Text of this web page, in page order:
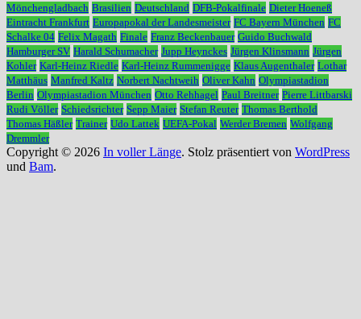
Mönchengladbach Brasilien Deutschland DFB-Pokalfinale Dieter Hoeneß
Eintracht Frankfurt Europapokal der Landesmeister FC Bayern München FC
Schalke 04 Felix Magath Finale Franz Beckenbauer Guido Buchwald
Hamburger SV Harald Schumacher Jupp Heynckes Jürgen Klinsmann Jürgen
Kohler Karl-Heinz Riedle Karl-Heinz Rummenigge Klaus Augenthaler Lothar
Matthäus Manfred Kaltz Norbert Nachtweih Oliver Kahn Olympiastadion
Berlin Olympiastadion München Otto Rehhagel Paul Breitner Pierre Littbarski
Rudi Völler Schiedsrichter Sepp Maier Stefan Reuter Thomas Berthold
Thomas Häßler Trainer Udo Lattek UEFA-Pokal Werder Bremen Wolfgang
Dremmler
Copyright © 2026 In voller Länge. Stolz präsentiert von WordPress
und Bam.